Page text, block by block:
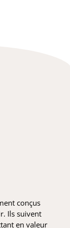
conçus
Ils suivent
en valeur